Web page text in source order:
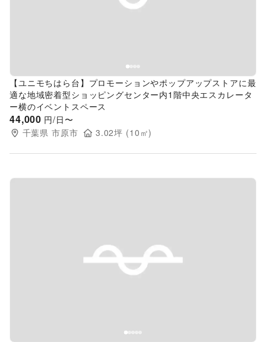
【ユニモちはら台】プロモーションやポップアップストアに最
適な地域密着型ショッピングセンター内1階中央エスカレータ
ー横のイベントスペース
44,000 円/日〜
千葉県 市原市 3.02坪 (10 ㎡)
Previous slide